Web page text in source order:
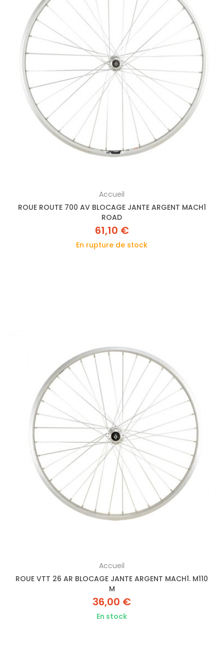
Accueil
ROUE ROUTE 700 AV BLOCAGE JANTE ARGENT MACH1
ROAD
61,10 €
En rupture de stock
Accueil
ROUE VTT 26 AR BLOCAGE JANTE ARGENT MACH1. M110
M
36,00 €
En stock